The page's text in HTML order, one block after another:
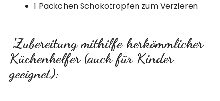
1 Päckchen Schokotropfen zum Verzieren
Zubereitung mithilfe herkömmlicher
Küchenhelfer (auch für Kinder
geeignet):